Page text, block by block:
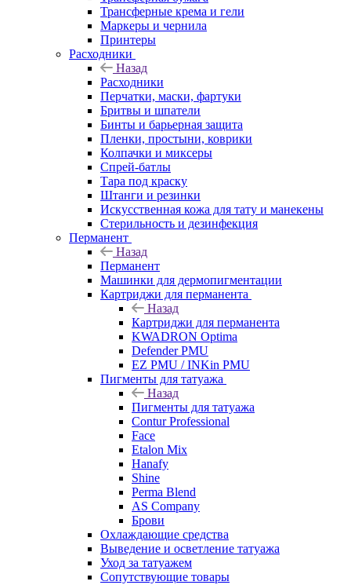
Трансферные крема и гели
Маркеры и чернила
Принтеры
Расходники
Назад
Расходники
Перчатки, маски, фартуки
Бритвы и шпатели
Бинты и барьерная защита
Пленки, простыни, коврики
Колпачки и миксеры
Спрей-батлы
Тара под краску
Штанги и резинки
Искусственная кожа для тату и манекены
Стерильность и дезинфекция
Перманент
Назад
Перманент
Машинки для дермопигментации
Картриджи для перманента
Назад
Картриджи для перманента
KWADRON Optima
Defender PMU
EZ PMU / INKin PMU
Пигменты для татуажа
Назад
Пигменты для татуажа
Contur Professional
Face
Etalon Mix
Hanafy
Shine
Perma Blend
AS Company
Брови
Охлаждающие средства
Выведение и осветление татуажа
Уход за татуажем
Сопутствующие товары